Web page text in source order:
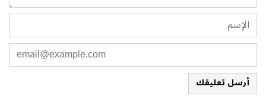
أرسل تعليقك